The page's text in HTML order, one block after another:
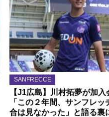
SANFRECCE
【J1広島】川村拓夢が加入
「この２年間、サンフレッ
合は見なかった」と語る裏